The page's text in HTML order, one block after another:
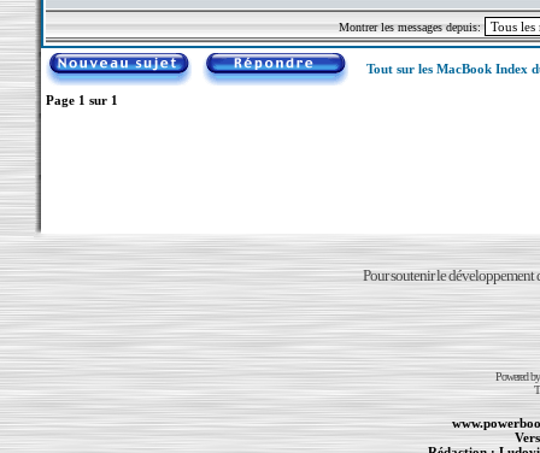
Montrer les messages depuis:
Tout sur les MacBook Index
Page 1 sur 1
Pour soutenir le développement
Powered